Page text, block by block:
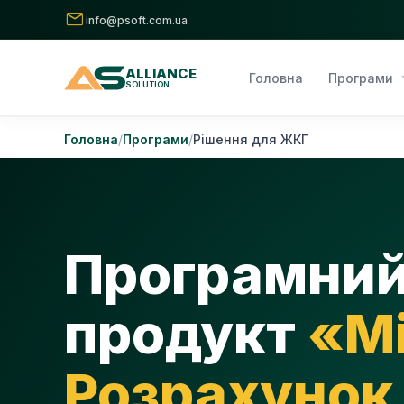
mail info@psoft.com.ua
ALLIANCE
SOLUTION Головна Програми
Головна Програми Рішення для ЖКГ
продукт